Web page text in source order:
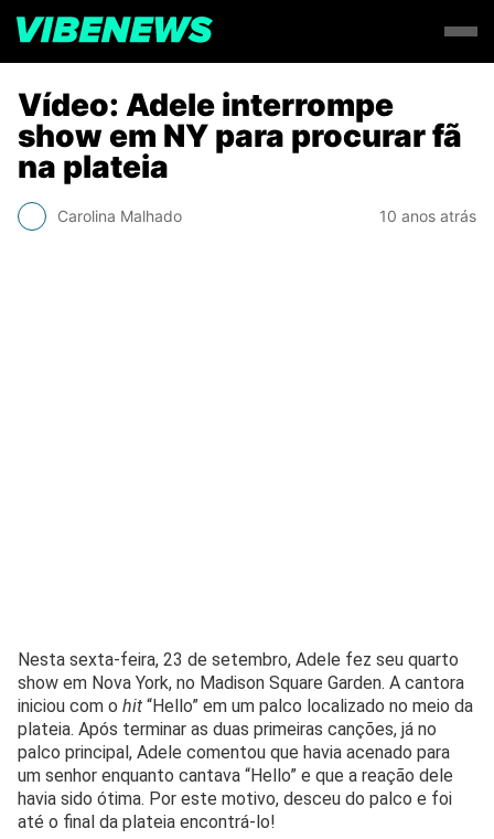
Vídeo: Adele interrompe
show em NY para procurar fã
na plateia
Carolina Malhado 10 anos atrás
Nesta sexta-feira, 23 de setembro, Adele fez seu quarto
show em Nova York, no Madison Square Garden. A cantora
iniciou com o hit “Hello” em um palco localizado no meio da
plateia. Após terminar as duas primeiras canções, já no
palco principal, Adele comentou que havia acenado para
um senhor enquanto cantava “Hello” e que a reação dele
havia sido ótima. Por este motivo, desceu do palco e foi
até o final da plateia encontrá-lo!